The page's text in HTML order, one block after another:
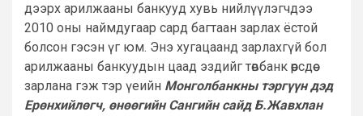
дээрх арилжааны банкууд хувь нийлүүлэгчдээ
2010 оны наймдугаар сард багтаан зарлах ёстой
болсон гэсэн үг юм. Энэ хугацаанд зарлахгүй бол
арилжааны банкуудын цаад эздийг төвбанк өөрсдөө
зарлана гэж тэр үеийн Монголбанкны тэргүүн дэд
Ерөнхийлөгч, өнөөгийн Сангийн сайд Б.Жавхлан